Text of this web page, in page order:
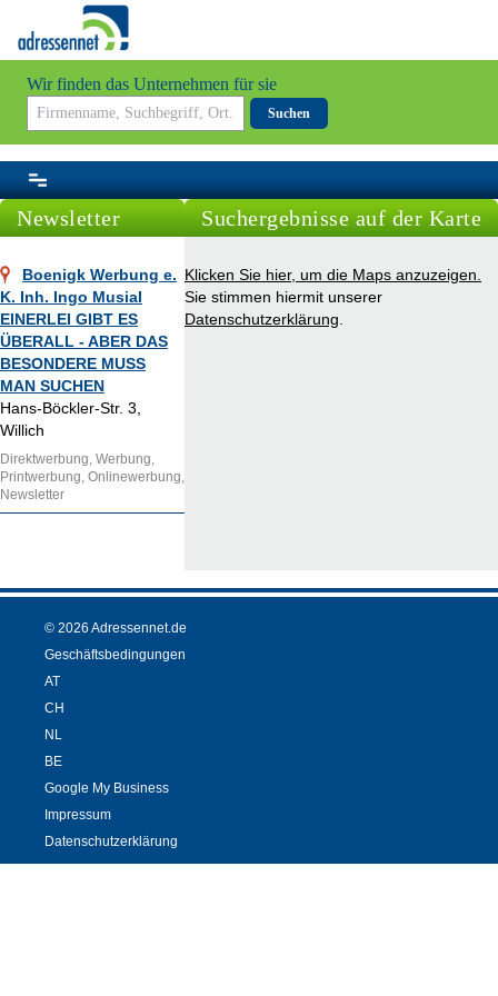
Wir finden das Unternehmen für sie
Suchen
Newsletter
Boenigk Werbung e.
K. Inh. Ingo Musial
EINERLEI GIBT ES
ÜBERALL - ABER DAS
BESONDERE MUSS
MAN SUCHEN
Hans-Böckler-Str. 3,
Willich
Direktwerbung, Werbung,
Printwerbung, Onlinewerbung,
Newsletter
Suchergebnisse auf der Karte
Klicken Sie hier, um die Maps anzuzeigen.
Sie stimmen hiermit unserer
Datenschutzerklärung
© 2026 Adressennet.de
Geschäftsbedingungen
AT
CH
NL
BE
Google My Business
Impressum
Datenschutzerklärung